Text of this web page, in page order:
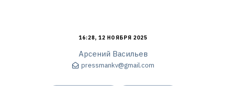
16:28, 12 НОЯБРЯ 2025
Арсений Васильев
pressmankv@gmail.com